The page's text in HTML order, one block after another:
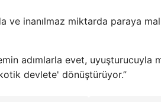
ve inanılmaz miktarda paraya
adımlarla evet,
devlete' dönüştürüyor.”